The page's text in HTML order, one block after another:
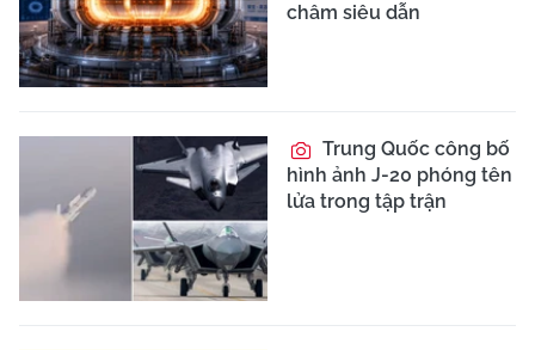
châm siêu dẫn
Trung Quốc công bố
hình ảnh J-20 phóng tên
lửa trong tập trận